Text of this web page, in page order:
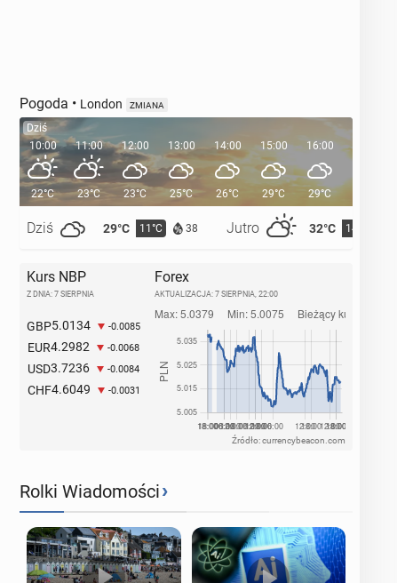
Pogoda • London ZMIANA
Dziś
10:00
22°C
Dziś 29°C 11°C 38 Jutro 32°C 14°C
11:00
23°C
12:00
23°C
13:00
25°C
14:00
26°C
15:00
29°C
16:00
29°C
17:00
Kurs NBP
Z DNIA: 7 SIERPNIA
GBP5.0134 -0.0085
EUR4.2982 -0.0068
USD3.7236 -0.0084
CHF4.6049 -0.0031
Forex
AKTUALIZACJA: 7 SIERPNIA, 22:00
Źródło: currencybeacon.com
Rolki Wiadomości›